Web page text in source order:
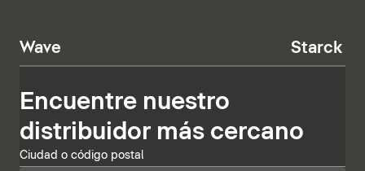
Wave Starck T
Encuentre nuestro
distribuidor más cercano
Ciudad o código postal